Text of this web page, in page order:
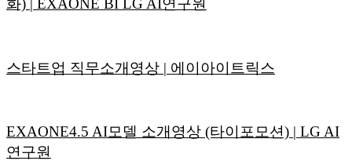
화) | EXAONE BI LG AI연구원
스타트업 직무소개영상 | 에이아이트릭스
EXAONE4.5 AI모델 소개영상 (타이포모션) | LG AI
연구원